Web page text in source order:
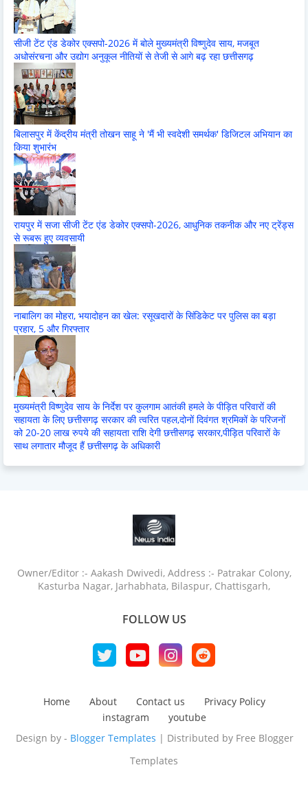
सीजी टेंट एंड डेकोर एक्सपो-2026 में बोले मुख्यमंत्री विष्णुदेव साय, मजबूत
अधोसंरचना और उद्योग अनुकूल नीतियों से तेजी से आगे बढ़ रहा छत्तीसगढ़
बिलासपुर में केंद्रीय मंत्री तोखन साहू ने 'मैं भी स्वदेशी समर्थक' डिजिटल अभियान का
किया शुभारंभ
रायपुर में सजा सीजी टेंट एंड डेकोर एक्सपो-2026, आधुनिक तकनीक और नए ट्रेंड्स
से रूबरू हुए व्यवसायी
नाबालिग का मोहरा, भयादोहन का खेल: रसूखदारों के सिंडिकेट पर पुलिस का बड़ा
प्रहार, 5 और गिरफ्तार
मुख्यमंत्री विष्णुदेव साय के निर्देश पर कुलगाम आतंकी हमले के पीड़ित परिवारों की
सहायता के लिए छत्तीसगढ़ सरकार की त्वरित पहल,दोनों दिवंगत श्रमिकों के परिजनों
को 20-20 लाख रुपये की सहायता राशि देगी छत्तीसगढ़ सरकार,पीड़ित परिवारों के
साथ लगातार मौजूद हैं छत्तीसगढ़ के अधिकारी
Owner/Editor :- Aakash Dwivedi, Address :- Patrakar Colony,
Kasturba Nagar, Jarhabhata, Bilaspur, Chattisgarh,
FOLLOW US
Home About Contact us
Privacy Policy
instagram
youtube
Design by - Blogger Templates | Distributed by Free Blogger
Templates